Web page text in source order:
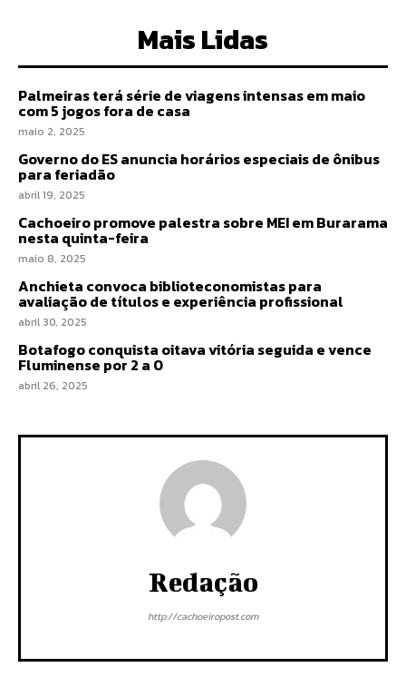
Mais Lidas
Palmeiras terá série de viagens intensas em maio
com 5 jogos fora de casa
maio 2, 2025
Governo do ES anuncia horários especiais de ônibus
para feriadão
abril 19, 2025
Cachoeiro promove palestra sobre MEI em Burarama
nesta quinta-feira
maio 8, 2025
Anchieta convoca biblioteconomistas para
avaliação de títulos e experiência profissional
abril 30, 2025
Botafogo conquista oitava vitória seguida e vence
Fluminense por 2 a 0
abril 26, 2025
Redação
http://cachoeiropost.com